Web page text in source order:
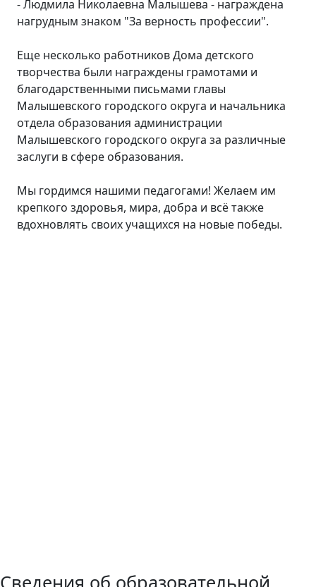
- Людмила Николаевна Малышева - награждена
нагрудным знаком "За верность профессии".
Еще несколько работников Дома детского
творчества были награждены грамотами и
благодарственными письмами главы
Малышевского городского округа и начальника
отдела образования администрации
Малышевского городского округа за различные
заслуги в сфере образования.
Мы гордимся нашими педагогами! Желаем им
крепкого здоровья, мира, добра и всё также
вдохновлять своих учащихся на новые победы.
Сведения об образовательной